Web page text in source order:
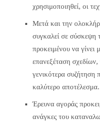
χρησιμοποιηθεί, οι
Μετά και την
συγκαλεί σε σύσκεψη
προκειμένου να γίνει
επανεξέταση σχεδίων,
γενικότερα συζήτηση
καλύτερο αποτέλεσμα.
Έρευνα αγοράς
ανάγκες του